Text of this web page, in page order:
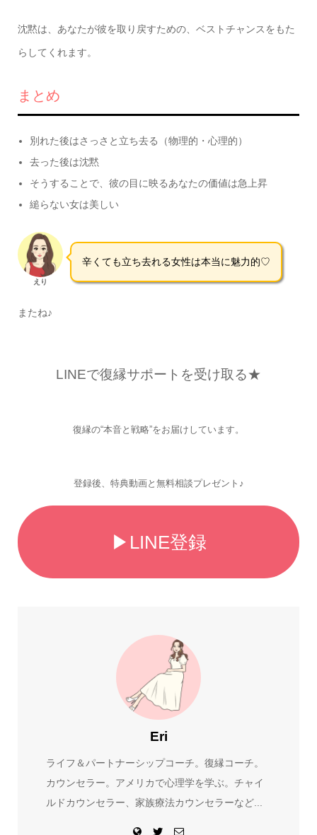
沈黙は、あなたが彼を取り戻すための、ベストチャンスをもた
らしてくれます。
まとめ
別れた後はさっさと立ち去る（物理的・心理的）
去った後は沈黙
そうすることで、彼の目に映るあなたの価値は急上昇
縋らない女は美しい
えり
辛くても立ち去れる女性は本当に魅力的♡
またね♪
LINEで復縁サポートを受け取る★
復縁の“本音と戦略”をお届けしています。
登録後、特典動画と無料相談プレゼント♪
▶LINE登録
Eri
ライフ＆パートナーシップコーチ。復縁コーチ。
カウンセラー。アメリカで心理学を学ぶ。チャイ
ルドカウンセラー、家族療法カウンセラーなど...